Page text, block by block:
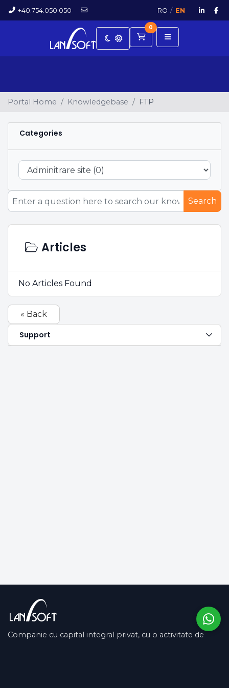
+40.754.050.050 RO / EN
0
Shopping Cart
Portal Home Knowledgebase FTP
Categories
Search
Articles
No Articles Found
« Back
Support
Companie cu capital integral privat, cu o activitate de